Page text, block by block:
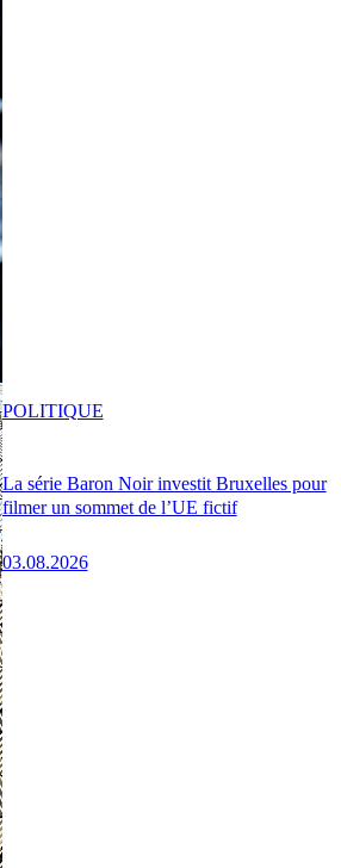
La série Baron Noir investit Bruxelles pour
filmer un sommet de l’UE fictif
03.08.2026
POLITIQUE